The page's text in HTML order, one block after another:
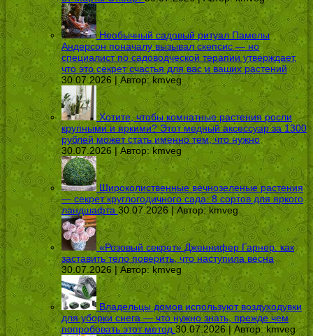
Необычный садовый ритуал Памелы
Андерсон поначалу вызывал скепсис — но
специалист по садоводческой терапии утверждает,
что это секрет счастья для вас и ваших растений
30.07.2026 | Автор:kmveg
Хотите, чтобы комнатные растения росли
крупными и яркими? Этот медный аксессуар за 1300
рублей может стать именно тем, что нужно
30.07.2026 | Автор: kmveg
Широколиственные вечнозеленые растения
— секрет круглогодичного сада: 8 сортов для яркого
ландшафта 30.07.2026 | Автор:kmveg
«Розовый секрет» Дженнифер Гарнер: как
заставить тело поверить, что наступила весна
30.07.2026 | Автор: kmveg
Владельцы домов используют воздуходувки
для уборки снега — что нужно знать, прежде чем
попробовать этот метод 30.07.2026 | Автор:kmveg